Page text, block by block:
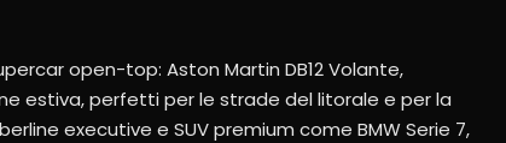
open-top: Aston Martin DB12 Volante,
estiva, perfetti per le strade del litorale e per la
executive e SUV premium come BMW Serie 7,